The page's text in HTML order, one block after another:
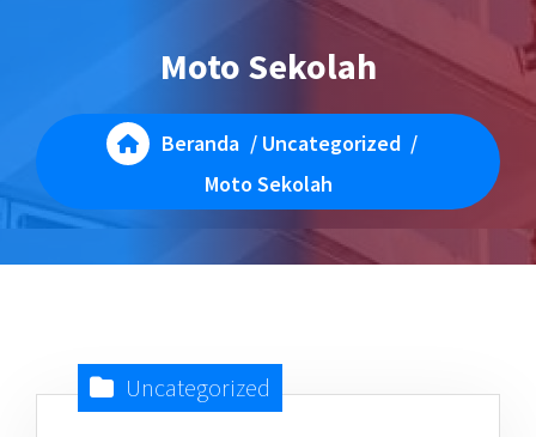
Moto Sekolah
Beranda / Uncategorized /
Moto Sekolah
Uncategorized